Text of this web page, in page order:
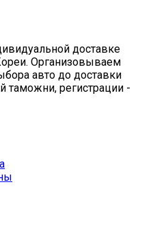
доставке
Организовываем
авто до доставки
таможни, регистрации -